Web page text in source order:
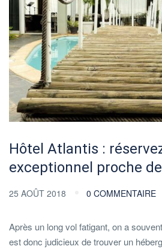
Hôtel Atlantis :
exceptionnel proche
25 AOÛT 2018 0 COMMENTAIRE
Après un long vol fatigant, on a
est donc judicieux de trouver un